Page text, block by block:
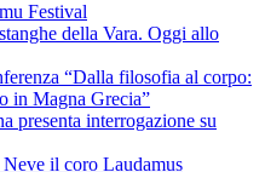
Festival
della Vara. Oggi allo
“Dalla filosofia al corpo:
in Magna Grecia”
interrogazione su
il coro Laudamus